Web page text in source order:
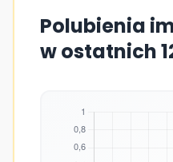
Polubienia
w ostatnich